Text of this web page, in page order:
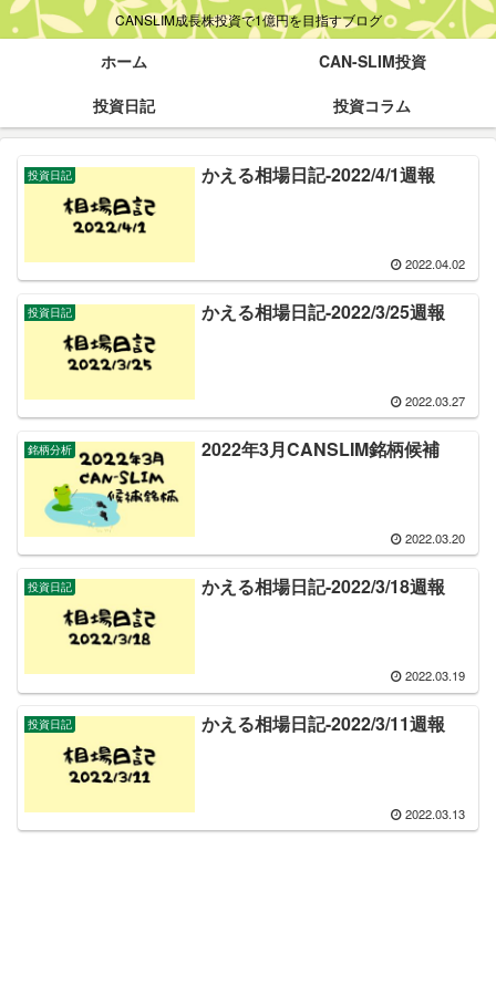
CANSLIM成長株投資で1億円を目指すブログ
ホーム
CAN-SLIM投資
投資日記
投資コラム
投資日記 かえる相場日記-2022/4/1週報
2022.04.02
投資日記 かえる相場日記-2022/3/25週報
2022.03.27
銘柄分析 2022年3月CANSLIM銘柄候補
2022.03.20
投資日記 かえる相場日記-2022/3/18週報
2022.03.19
投資日記 かえる相場日記-2022/3/11週報
2022.03.13